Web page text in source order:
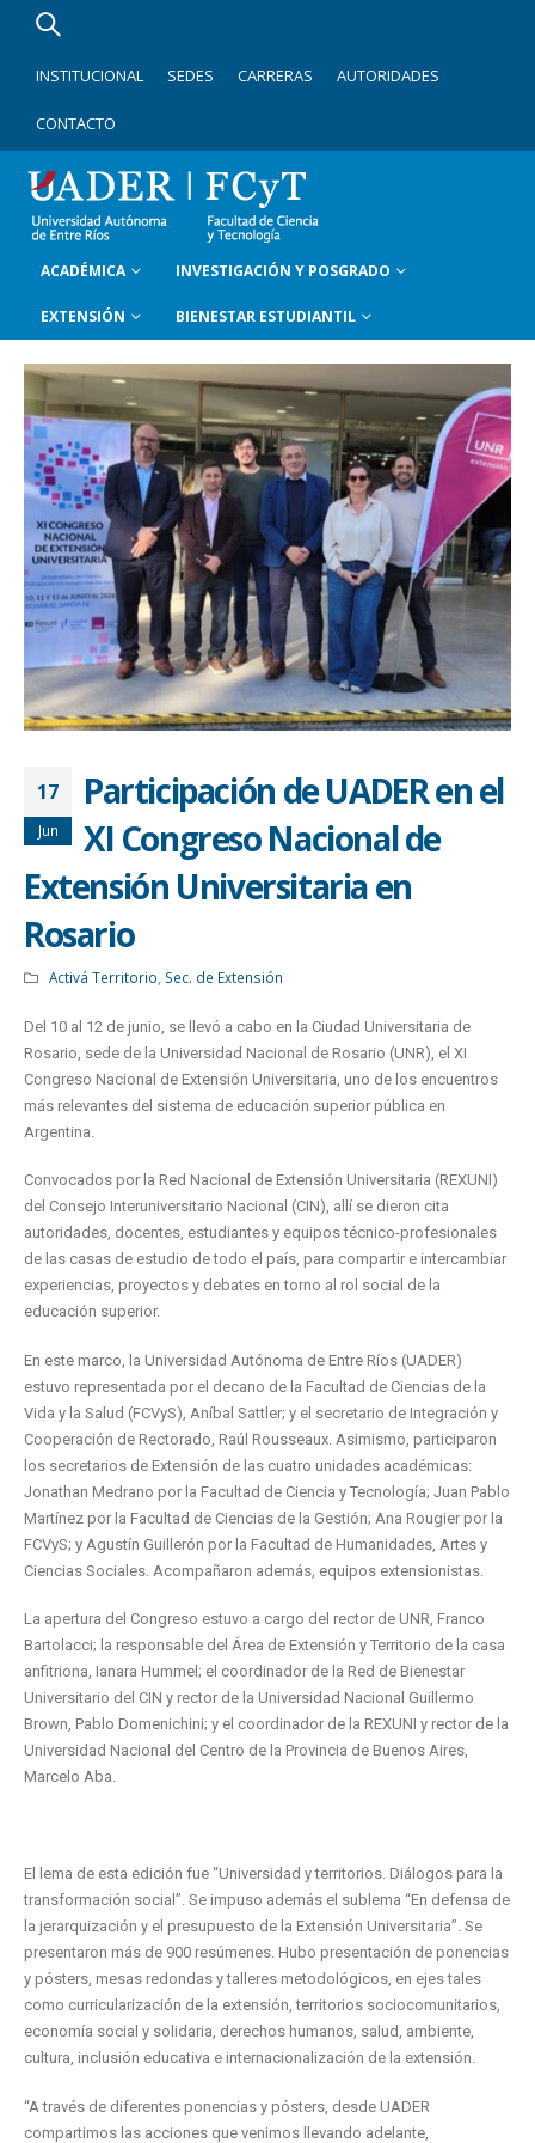
INSTITUCIONAL SEDES CARRERAS AUTORIDADES
CONTACTO
ACADÉMICA INVESTIGACIÓN Y POSGRADO
EXTENSIÓN BIENESTAR ESTUDIANTIL
17
Jun
Participación de UADER en el
XI Congreso Nacional de
Extensión Universitaria en
Rosario
Activá Territorio Sec. de Extensión
Del 10 al 12 de junio, se llevó a cabo en la Ciudad Universitaria de
Rosario, sede de la Universidad Nacional de Rosario (UNR), el XI
Congreso Nacional de Extensión Universitaria, uno de los encuentros
más relevantes del sistema de educación superior pública en
Argentina.
Convocados por la Red Nacional de Extensión Universitaria (REXUNI)
del Consejo Interuniversitario Nacional (CIN), allí se dieron cita
autoridades, docentes, estudiantes y equipos técnico-profesionales
de las casas de estudio de todo el país, para compartir e intercambiar
experiencias, proyectos y debates en torno al rol social de la
educación superior.
En este marco, la Universidad Autónoma de Entre Ríos (UADER)
estuvo representada por el decano de la Facultad de Ciencias de la
Vida y la Salud (FCVyS), Aníbal Sattler; y el secretario de Integración y
Cooperación de Rectorado, Raúl Rousseaux. Asimismo, participaron
los secretarios de Extensión de las cuatro unidades académicas:
Jonathan Medrano por la Facultad de Ciencia y Tecnología; Juan Pablo
Martínez por la Facultad de Ciencias de la Gestión; Ana Rougier por la
FCVyS; y Agustín Guillerón por la Facultad de Humanidades, Artes y
Ciencias Sociales. Acompañaron además, equipos extensionistas.
La apertura del Congreso estuvo a cargo del rector de UNR, Franco
Bartolacci; la responsable del Área de Extensión y Territorio de la casa
anfitriona, Ianara Hummel; el coordinador de la Red de Bienestar
Universitario del CIN y rector de la Universidad Nacional Guillermo
Brown, Pablo Domenichini; y el coordinador de la REXUNI y rector de la
Universidad Nacional del Centro de la Provincia de Buenos Aires,
Marcelo Aba.
El lema de esta edición fue “Universidad y territorios. Diálogos para la
transformación social”. Se impuso además el sublema “En defensa de
la jerarquización y el presupuesto de la Extensión Universitaria”. Se
presentaron más de 900 resúmenes. Hubo presentación de ponencias
y pósters, mesas redondas y talleres metodológicos, en ejes tales
como curricularización de la extensión, territorios sociocomunitarios,
economía social y solidaria, derechos humanos, salud, ambiente,
cultura, inclusión educativa e internacionalización de la extensión.
“A través de diferentes ponencias y pósters, desde UADER
compartimos las acciones que venimos llevando adelante,